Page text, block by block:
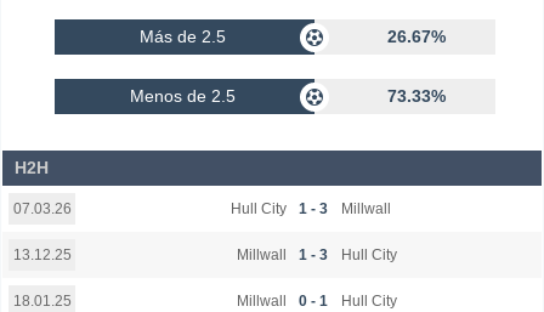
Más de 2.5 26.67%
Menos de 2.5 73.33%
H2H
07.03.26 Hull City 1 - 3 Millwall
13.12.25 Millwall 1 - 3 Hull City
18.01.25 Millwall 0 - 1 Hull City